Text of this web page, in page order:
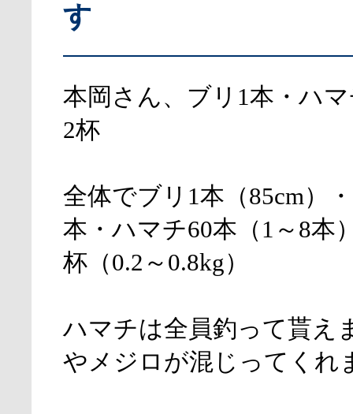
す
本岡さん、ブリ1本・ハ
2杯
全体でブリ1本（85cm）
本・ハマチ60本（1～8本
杯（0.2～0.8kg）
ハマチは全員釣って貰え
やメジロが混じってくれ